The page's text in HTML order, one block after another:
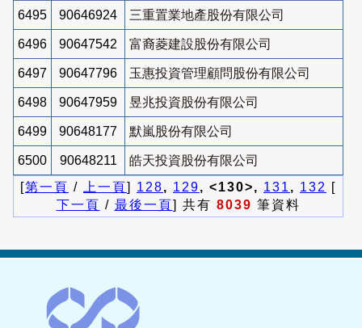
6495 90646924 三重置業地產股份有限公司
6496 90647542 富裔菱建設股份有限公司
6497 90647796 玉惠投資管理顧問股份有限公司
6498 90647959 昱兆投資股份有限公司
6499 90648177 默嵐股份有限公司
6500 90648211
皓天投資股份有限公司
[第一頁 / 上一頁] 128, 129, <130>, 131 , 132
[
下一頁 / 最後一頁] 共有 8039 筆資料